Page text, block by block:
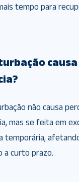
tempo para
não causa
mas se feita em
temporária,
a curto prazo.